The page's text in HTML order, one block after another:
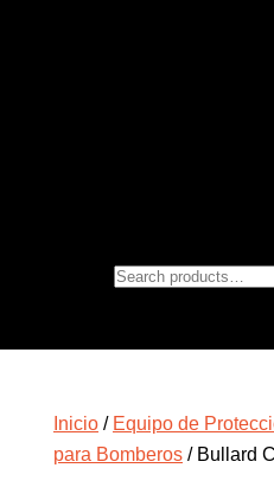
Inicio / Equipo de
para Bomberos / Bullard